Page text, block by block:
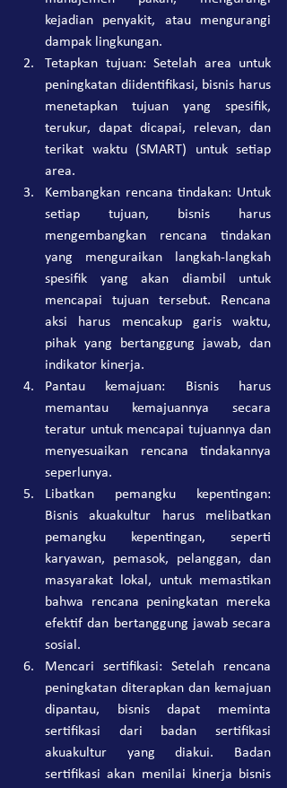
kejadian penyakit, atau mengurangi
dampak lingkungan.
Tetapkan tujuan: Setelah area untuk
peningkatan diidentifikasi, bisnis harus
menetapkan tujuan yang spesifik,
terukur, dapat dicapai, relevan, dan
terikat waktu (SMART) untuk setiap
area.
Kembangkan rencana tindakan: Untuk
setiap tujuan, bisnis harus
mengembangkan rencana tindakan
yang menguraikan langkah-langkah
spesifik yang akan diambil untuk
mencapai tujuan tersebut. Rencana
aksi harus mencakup garis waktu,
pihak yang bertanggung jawab, dan
indikator kinerja.
Pantau kemajuan: Bisnis harus
memantau kemajuannya secara
teratur untuk mencapai tujuannya dan
menyesuaikan rencana tindakannya
seperlunya.
Libatkan pemangku kepentingan:
Bisnis akuakultur harus melibatkan
pemangku kepentingan, seperti
karyawan, pemasok, pelanggan, dan
masyarakat lokal, untuk memastikan
bahwa rencana peningkatan mereka
efektif dan bertanggung jawab secara
sosial.
Mencari sertifikasi: Setelah rencana
peningkatan diterapkan dan kemajuan
dipantau, bisnis dapat meminta
sertifikasi dari badan sertifikasi
akuakultur yang diakui. Badan
sertifikasi akan menilai kinerja bisnis